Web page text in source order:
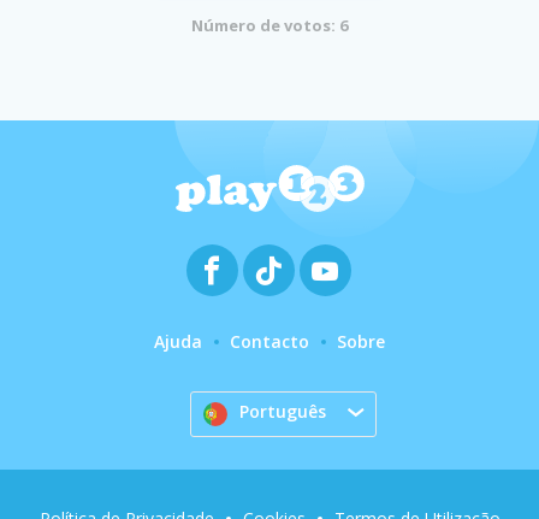
Número de votos: 6
Ajuda Contacto Sobre
Português